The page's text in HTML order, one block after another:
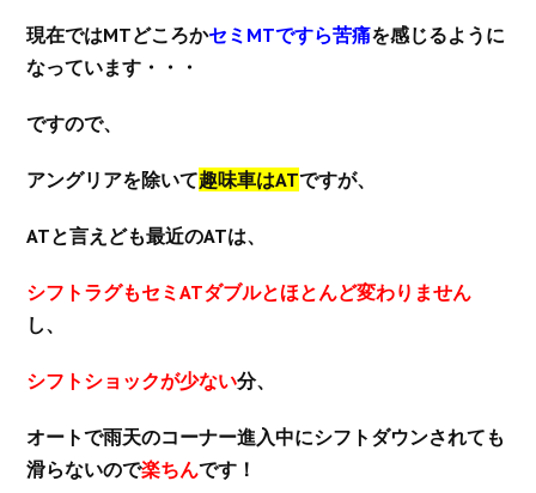
現在ではMTどころかセミMTですら苦痛を感じるように
なっています・・・
ですので、
アングリアを除いて趣味車はATですが、
ATと言えども最近のATは、
シフトラグもセミATダブルとほとんど変わりません
し、
シフトショックが少ない分、
オートで雨天のコーナー進入中にシフトダウンされても
滑らないので楽ちんです！